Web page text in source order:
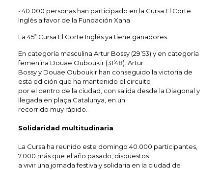
• 40.000 personas han participado en la Cursa El Corte
Inglés a favor de la Fundación Xana
La 45ª Cursa El Corte Inglés ya tiene ganadores:
En categoría masculina Artur Bossy (29’53) y en categoría
femenina Douae Ouboukir (31’48). Artur
Bossy y Douae Ouboukir han conseguido la victoria de
esta edición que ha mantenido el circuito
por el centro de la ciudad, con salida desde la Diagonal y
llegada en plaça Catalunya, en un
recorrido muy rápido.
Solidaridad multitudinaria
La Cursa ha reunido este domingo 40.000 participantes,
7.000 más que el año pasado, dispuestos
a vivir una jornada festiva y solidaria en la ciudad de